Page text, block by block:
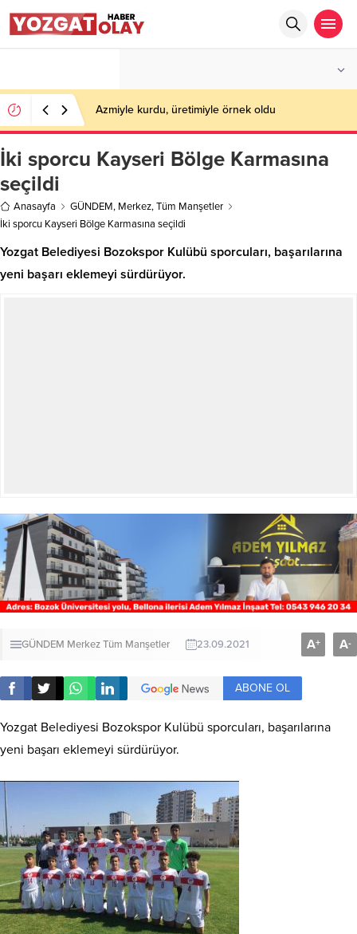
Azmiyle kurdu, üretimiyle örnek oldu
İki sporcu Kayseri Bölge Karmasına
seçildi
Anasayfa GÜNDEM, Merkez,Tüm Manşetler
İki sporcu Kayseri Bölge Karmasına seçildi
Yozgat Belediyesi Bozokspor Kulübü sporcuları, başarılarına
yeni başarı eklemeyi sürdürüyor.
GÜNDEM MerkezTüm Manşetler 23.09.2021 A+ A-
ABONE OL
Yozgat Belediyesi Bozokspor Kulübü sporcuları, başarılarına
yeni başarı eklemeyi sürdürüyor.